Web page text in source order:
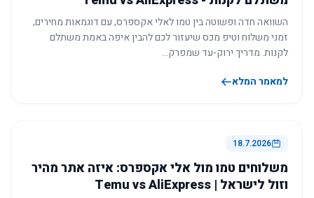
השוואה חדה ופשוטה בין טמו לאלי אקספרס, עם דוגמאות מחירים,
זמני משלוח וטיפ מכס שיעזור לכם להבין איפה באמת משתלם
לקנות. מדריך ירוק-עד שמפרק…
למאמר המלא
18.7.2026
משלוחים טמו מול אלי אקספרס: איזה אתר מהיר
וזול לישראל | Temu vs AliExpress